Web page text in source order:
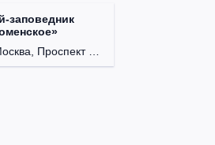
заповедник
Проспект Андропова, д. 39.